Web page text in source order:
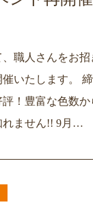
職人さんをお
いたします。
！豊富な色数
れません!! 9月…